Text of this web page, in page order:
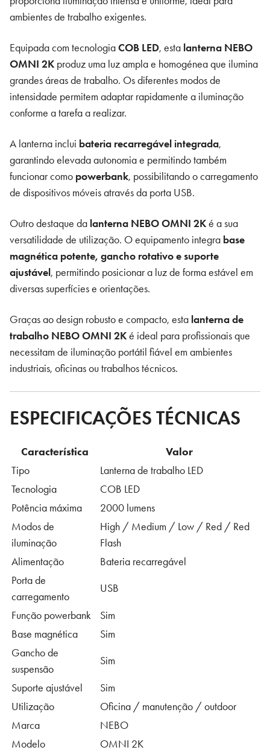
ambientes de trabalho exigentes.
Equipada com tecnologiaCOB LED, esta lanterna NEBO
OMNI 2K produz uma luz ampla e homogénea que ilumina
grandes áreas de trabalho. Os diferentes modos de
intensidade permitem adaptar rapidamente a iluminação
conforme a tarefa a realizar.
A lanterna inclui bateria recarregável integrada,
garantindo elevada autonomia e permitindo também
funcionar como powerbank, possibilitando o carregamento
de dispositivos móveis através da porta USB.
Outro destaque da lanterna NEBO OMNI 2Ké a sua
versatilidade de utilização. O equipamento integra base
magnética potente, gancho rotativo e suporte
ajustável, permitindo posicionar a luz de forma estável em
diversas superfícies e orientações.
Graças ao design robusto e compacto, esta lanterna de
trabalho NEBO OMNI 2Ké ideal para profissionais que
necessitam de iluminação portátil fiável em ambientes
industriais, oficinas ou trabalhos técnicos.
ESPECIFICAÇÕES TÉCNICAS
Característica
Valor
Tipo
Lanterna de trabalho LED
Tecnologia
COB LED
Potência máxima
2000 lumens
Modos de
iluminação
High / Medium / Low / Red / Red
Flash
Alimentação
Bateria recarregável
Porta de
carregamento
USB
Função powerbank
Sim
Base magnética
Sim
Gancho de
suspensão
Sim
Suporte ajustável
Sim
Utilização
Oficina / manutenção / outdoor
Marca
NEBO
Modelo
OMNI 2K